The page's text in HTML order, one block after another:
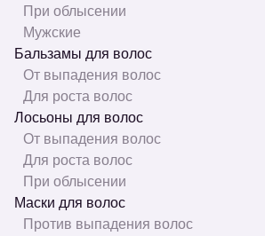
При облысении
Мужские
Бальзамы для волос
От выпадения волос
Для роста волос
Лосьоны для волос
От выпадения волос
Для роста волос
При облысении
Маски для волос
Против выпадения волос